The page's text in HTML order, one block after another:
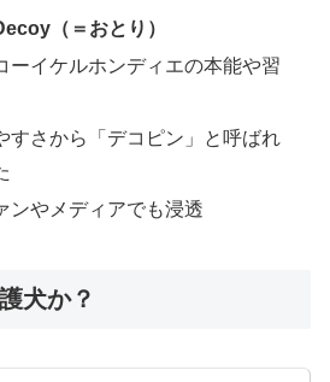
（＝おとり）
ーイケルホンディエの本能や習
すさから「デコピン」と呼ばれ
ンやメディアでも浸透
犬か？